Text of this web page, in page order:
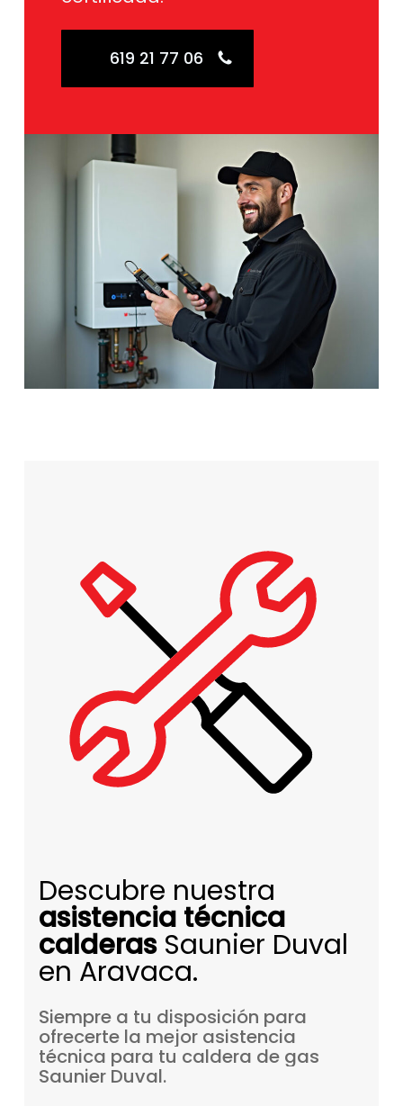
619 21 77 06
Descubre nuestra
asistencia técnica
calderasSaunier Duval
en Aravaca.
Siempre a tu disposición para
ofrecerte la mejor asistencia
técnica para tu caldera de gas
Saunier Duval.